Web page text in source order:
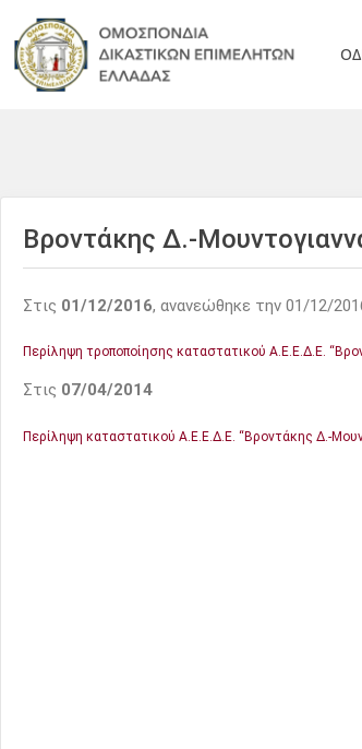
Βροντάκης Δ.-
Στις 01/12/2016, ανανεώθηκε την 01/12/
Περίληψη τροποποίησης καταστατικού Α.Ε.Ε.Δ.Ε.
Στις 07/04/2014
Περίληψη καταστατικού Α.Ε.Ε.Δ.Ε. “Βροντάκης Δ.-